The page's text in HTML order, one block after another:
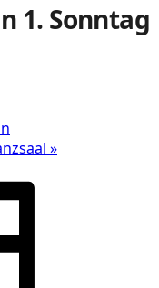
1. Sonntag
»